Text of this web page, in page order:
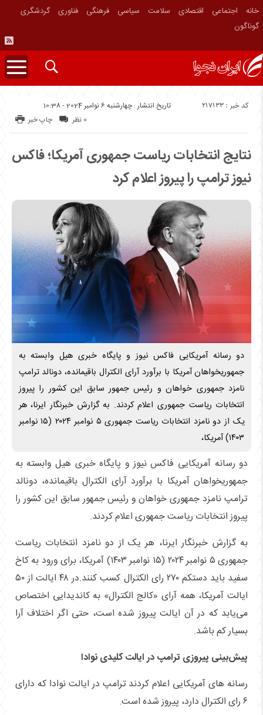
خانه اجتماعی اقتصادی سلامت سیاسی فرهنگی فناوری
گردشگری
گوناگون
تاریخ انتشار : چهارشنبه 6 نوامبر 2024 - 10:38 کد خبر : 217133
چاپ خبر 0 نظر
نتایج انتخابات ریاست جمهوری آمریکا؛ فاکس
نیوز ترامپ را پیروز اعلام کرد
دو رسانه آمریکایی فاکس نیوز و پایگاه خبری هیل وابسته به
جمهوریخواهان آمریکا با برآورد آرای الکترال باقیمانده، دونالد ترامپ
نامزد جمهوری خواهان و رئیس جمهور سابق این کشور را پیروز
انتخابات ریاست جمهوری اعلام کردند. به گزارش خبرنگار ایرنا، هر
یک از دو نامزد انتخابات ریاست جمهوری ۵ نوامبر ۲۰۲۴ (۱۵ نوامبر
۱۴۰۳) آمریکا،
دو رسانه آمریکایی فاکس نیوز و پایگاه خبری هیل وابسته به
جمهوریخواهان آمریکا با برآورد آرای الکترال باقیمانده، دونالد
ترامپ نامزد جمهوری خواهان و رئیس جمهور سابق این کشور را
پیروز انتخابات ریاست جمهوری اعلام کردند.
به گزارش خبرنگار ایرنا، هر یک از دو نامزد انتخابات ریاست
جمهوری ۵ نوامبر ۲۰۲۴ (۱۵ نوامبر ۱۴۰۳) آمریکا، برای ورود به کاخ
سفید باید دستکم ۲۷۰ رای الکترال کسب کنند.در ۴۸ ایالت از ۵۰
ایالت آمریکا، همه آرای «کالج الکترال» به کاندیدایی اختصاص
می‌یابد که در آن ایالت پیروز شده است، حتی اگر اختلاف آرا
بسیار کم باشد.
پیش‌بینی پیروزی ترامپ در ایالت کلیدی نوادا
رسانه های آمریکایی اعلام کردند ترامپ در ایالت نوادا که دارای
۶ رای الکترال دارد، پیروز شده است.